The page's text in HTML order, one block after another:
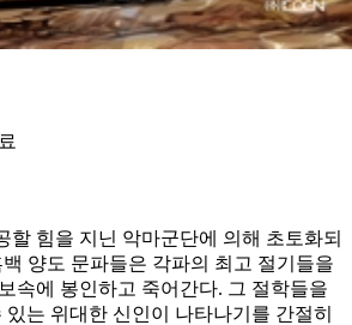
할 힘을 지닌 악마군단에 의해 초토화되
양도 문파들은 각파의 최고 절기들을
속에 봉인하고 죽어간다. 그 절학들을
있는 위대한 신인이 나타나기를 간절히